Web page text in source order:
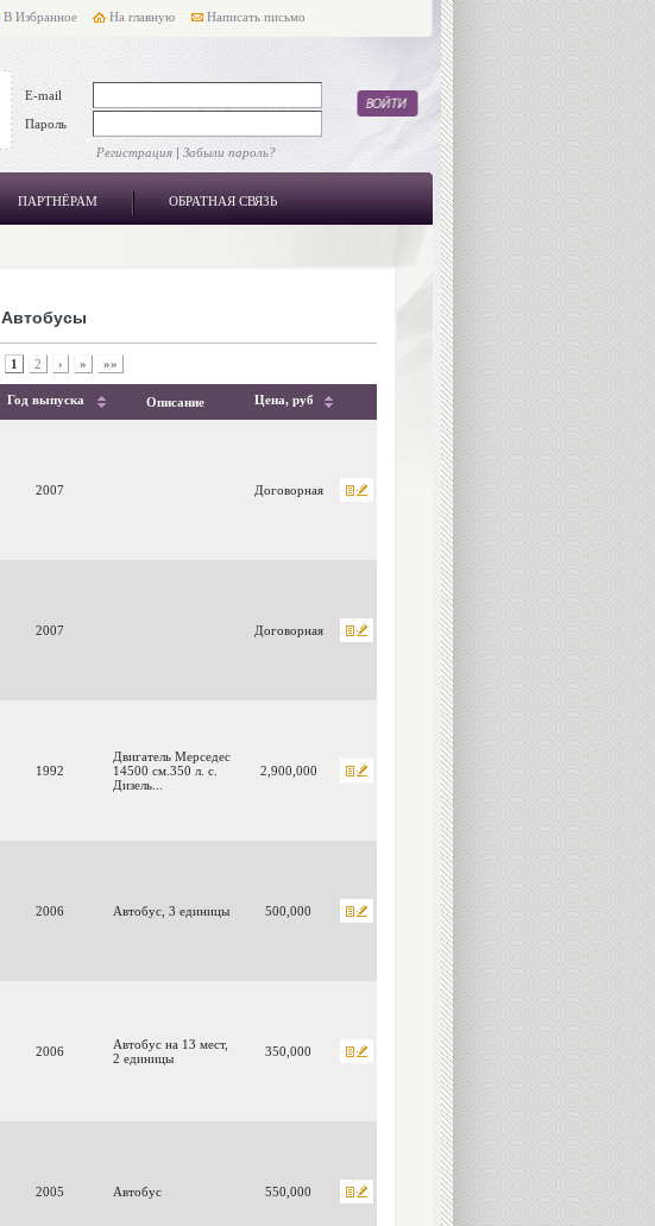
В Избранное На главную Написать письмо
E-mail
Пароль
Регистрация| Забыли пароль?
ПАРТНЁРАМ ОБРАТНАЯ СВЯЗЬ
Автобусы
1 2 › » »»
Год выпуска Описание Цена, руб
2007 Договорная
2007 Договорная
1992
Двигатель Мерседес
14500 см.350 л. с.
Дизель...
2,900,000
2006 Автобус, 3 единицы 500,000
2006
Автобус на 13 мест,
2 единицы
350,000
2005 Автобус 550,000